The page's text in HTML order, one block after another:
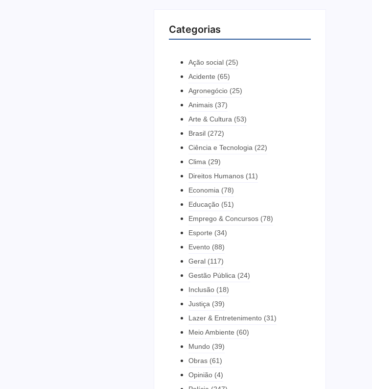
Categorias
Ação social (25)
Acidente (65)
Agronegócio (25)
Animais (37)
Arte & Cultura (53)
Brasil (272)
Ciência e Tecnologia (22)
Clima (29)
Direitos Humanos (11)
Economia (78)
Educação (51)
Emprego & Concursos (78)
Esporte (34)
Evento (88)
Geral (117)
Gestão Pública (24)
Inclusão (18)
Justiça (39)
Lazer & Entretenimento (31)
Meio Ambiente (60)
Mundo (39)
Obras (61)
Opinião (4)